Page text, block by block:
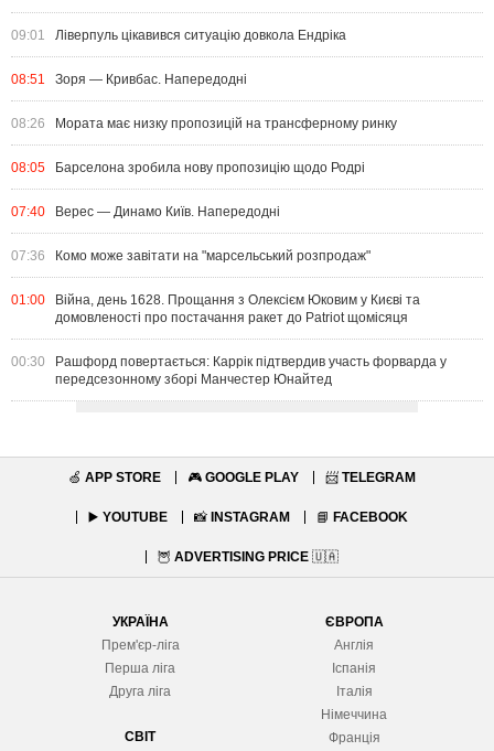
09:01 Ліверпуль цікавився ситуацію довкола Ендріка
08:51 Зоря — Кривбас. Напередодні
08:26 Мората має низку пропозицій на трансферному ринку
08:05 Барселона зробила нову пропозицію щодо Родрі
07:40 Верес — Динамо Київ. Напередодні
07:36 Комо може завітати на "марсельський розпродаж"
01:00
Війна, день 1628. Прощання з Олексієм Юковим у Києві та
домовленості про постачання ракет до Patriot щомісяця
00:30
Рашфорд повертається: Каррік підтвердив участь форварда у
передсезонному зборі Манчестер Юнайтед
🍏 APP STORE 🎮 GOOGLE PLAY 📨 TELEGRAM
▶️ YOUTUBE 📸 INSTAGRAM 📘 FACEBOOK
🦉 ADVERTISING PRICE 🇺🇦
УКРАЇНА
Прем'єр-ліга
Перша ліга
Друга ліга
СВІТ
ЄВРОПА
Англія
Іспанія
Італія
Німеччина
Франція